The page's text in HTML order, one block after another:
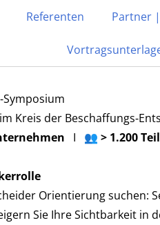
Logistik
Referenten Partner
Kreis der
I 👥 > 1.200
Orientierung suchen:
Sie Ihre Sichtbarkeit in